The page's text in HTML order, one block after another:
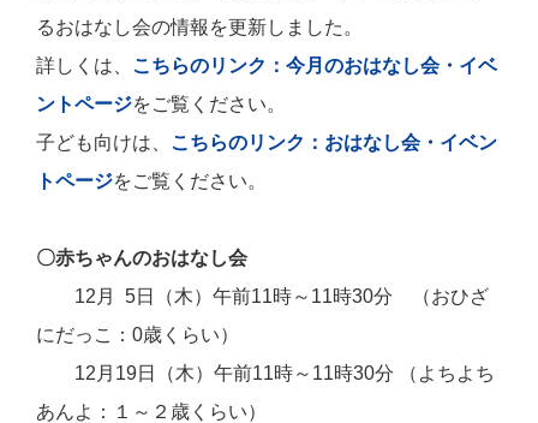
るおはなし会の情報を更新しました。
詳しくは、 こちらのリンク：今月のおはなし会・イベ
ントページをご覧ください。
子ども向けは、 こちらのリンク：おはなし会・イベン
トページをご覧ください。
〇赤ちゃんのおはなし会
12月 5日（木）午前11時～11時30分 （おひざ
にだっこ：0歳くらい）
12月19日（木）午前11時～11時30分 （よちよち
あんよ：１～２歳くらい）